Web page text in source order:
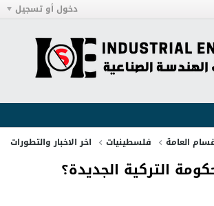
دخول أو تسجيل
العامة فلسطينيات اخر الاخبار والتطورات
التركية الجديدة؟